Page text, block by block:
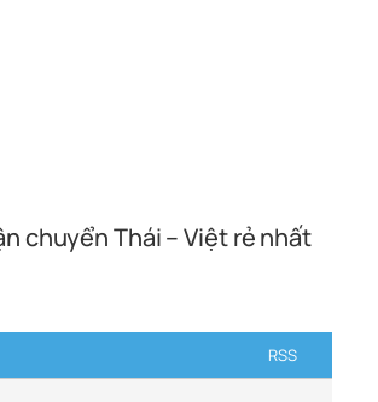
chuyển Thái – Việt rẻ nhất
RSS